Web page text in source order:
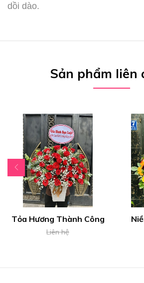
dồi dào.
Sản phẩm liên
Tỏa Hương Thành Công
Liên hệ